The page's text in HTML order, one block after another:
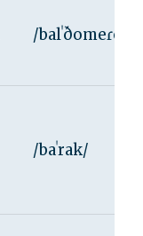
/balˈðomeɾo/
/baˈrak/